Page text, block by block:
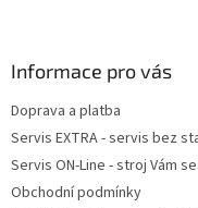
Informace pro vás
Doprava a platba
Servis EXTRA - servis bez
Servis ON-Line - stroj Vám
Obchodní podmínky